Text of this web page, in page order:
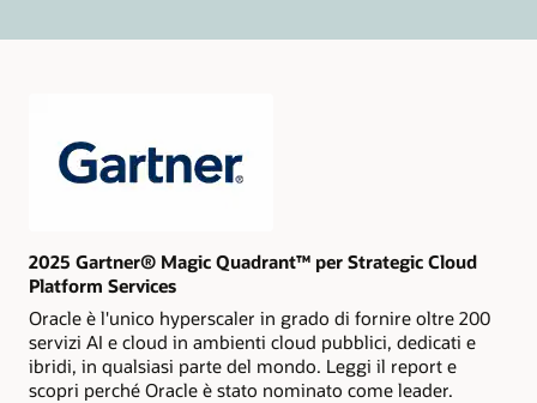
2025 Gartner® Magic Quadrant™ per Strategic Cloud
Platform Services
Oracle è l'unico hyperscaler in grado di fornire oltre 200
servizi AI e cloud in ambienti cloud pubblici, dedicati e
ibridi, in qualsiasi parte del mondo. Leggi il report e
scopri perché Oracle è stato nominato come leader.